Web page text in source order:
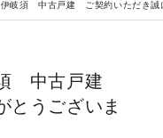
伊岐須 中古戸建 ご契約いただき誠
須 中古戸建
とうございま